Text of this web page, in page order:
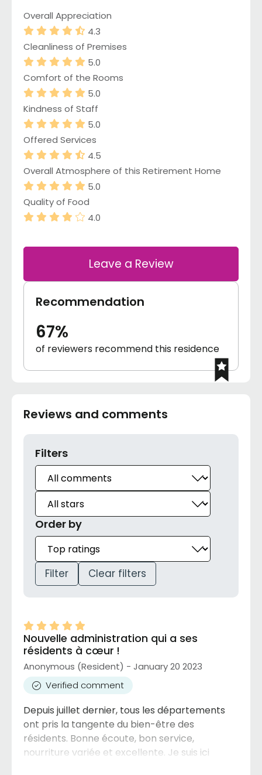
Overall Appreciation
4.3
Cleanliness of Premises
5.0
Comfort of the Rooms
5.0
Kindness of Staff
5.0
Offered Services
4.5
Overall Atmosphere of this Retirement Home
5.0
Quality of Food
4.0
Leave a Review
Recommendation
67%
of reviewers recommend this residence
Reviews and comments
Filters
Order by
Filter Clear filters
Nouvelle administration qui a ses
résidents à cœur !
Anonymous (Resident) - January 20 2023
Verified comment
Depuis juillet dernier, tous les départements
ont pris la tangente du bien-être des
résidents. Bonne écoute, bon service,
nourriture variée et excellente. Je suis ici